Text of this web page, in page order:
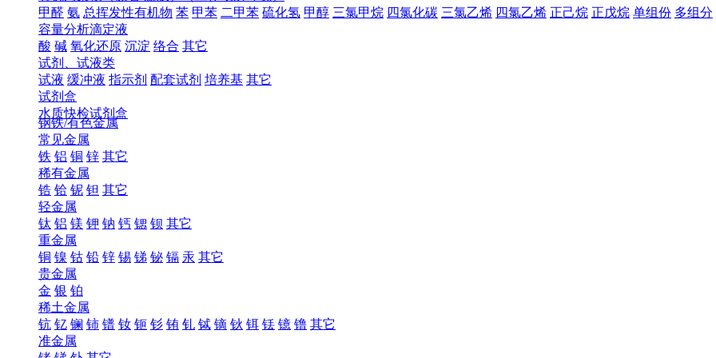
甲醛 氨 总挥发性有机物 苯 甲苯 二甲苯 硫化氢 甲醇 三氯甲烷 四氯化碳 三氯乙烯 四氯乙烯 正己烷 正戊烷 单组份 多组分
容量分析滴定液
酸 碱 氧化还原 沉淀 络合 其它
试剂、试液类
试液 缓冲液 指示剂 配套试剂 培养基 其它
试剂盒
水质快检试剂盒
钢铁/有色金属
常见金属
铁 铝 铜 锌 其它
稀有金属
锆 铪 铌 钽 其它
轻金属
钛 铝 镁 钾 钠 钙 锶 钡 其它
重金属
铜 镍 钴 铅 锌 锡 锑 铋 镉 汞 其它
贵金属
金 银 铂
稀土金属
钪 钇 镧 铈 镨 钕 钷 钐 铕 钆 铽 镝 钬 铒 铥 镱 镥 其它
准金属